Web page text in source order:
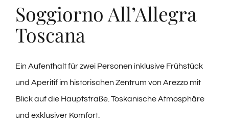
Kontakte
Ebay
Soggiorno All’Allegra
Toscana
Ein Aufenthalt für zwei Personen inklusive Frühstück
und Aperitif im historischen Zentrum von Arezzo mit
Blick auf die Hauptstraße. Toskanische Atmosphäre
und exklusiver Komfort.